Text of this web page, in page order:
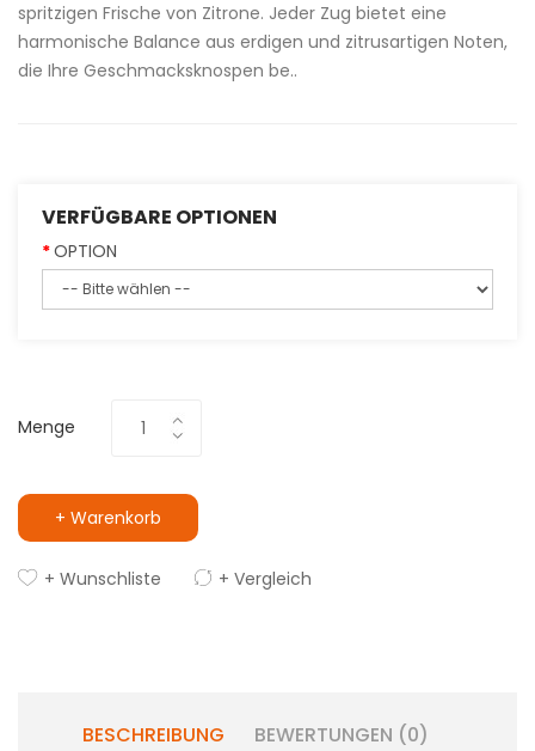
spritzigen Frische von Zitrone. Jeder Zug bietet eine
harmonische Balance aus erdigen und zitrusartigen Noten,
die Ihre Geschmacksknospen be..
VERFÜGBARE OPTIONEN
OPTION
Menge
+ Warenkorb
+ Wunschliste + Vergleich
BESCHREIBUNG BEWERTUNGEN (0)